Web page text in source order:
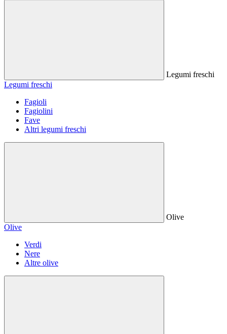
Legumi freschi
Legumi freschi
Fagioli
Fagiolini
Fave
Altri legumi freschi
Olive
Olive
Verdi
Nere
Altre olive